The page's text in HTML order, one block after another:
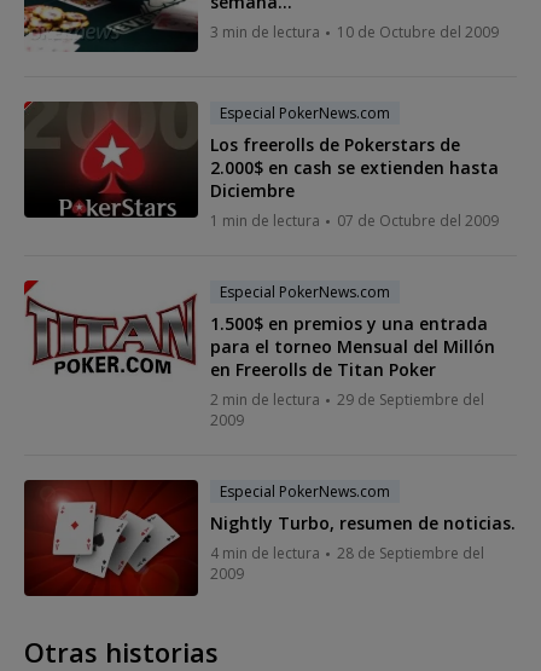
3 min de lectura 10 de Octubre del 2009
Especial PokerNews.com
Los freerolls de Pokerstars de
2.000$ en cash se extienden hasta
Diciembre
1 min de lectura 07 de Octubre del 2009
Especial PokerNews.com
1.500$ en premios y una entrada
para el torneo Mensual del Millón
en Freerolls de Titan Poker
2 min de lectura
29 de Septiembre del
2009
Especial PokerNews.com
Nightly Turbo, resumen de noticias.
4 min de lectura
28 de Septiembre del
2009
Otras historias